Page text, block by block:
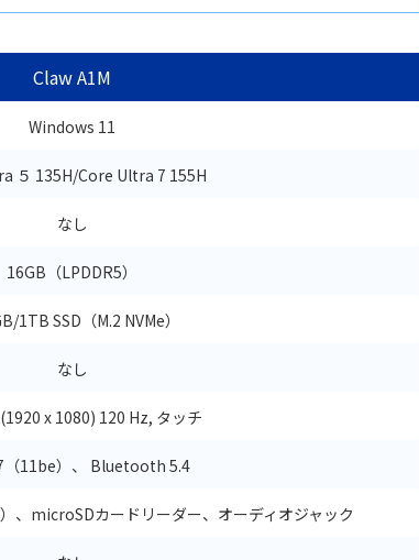
Claw A1M
Windows 11
５ 135H/Core Ultra 7 155H
なし
16GB（LPDDR5）
1TB SSD（M.2 NVMe）
なし
x 1080) 120 Hz, タッチ
（11be）、 Bluetooth 5.4
、microSDカードリーダー、オーディオジャック